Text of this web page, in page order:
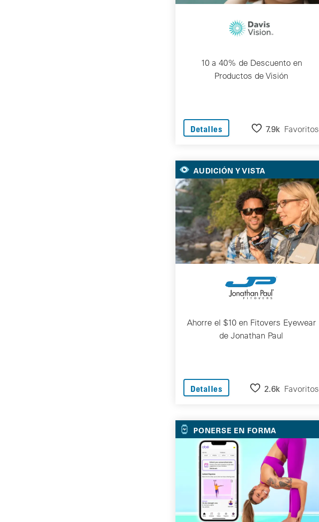
10 a 40% de Descuento en
Productos de Visión
Detalles 7.9k Favoritos
AUDICIÓN Y VISTA
Ahorre el $10 en Fitovers Eyewear
de Jonathan Paul
Detalles 2.6k Favoritos
PONERSE EN FORMA